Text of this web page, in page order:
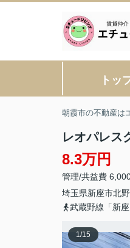
トッ
朝霞市の不動産は
レオパレス
8.3万円
管理/共益費
埼玉県新座市北野
武蔵野線「新
1/15